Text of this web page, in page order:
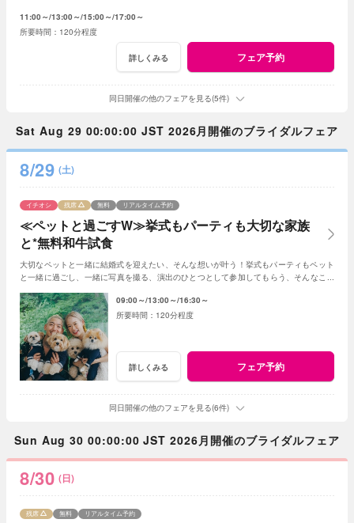
11:00～ 13:00～ 15:00～ 17:00～
120分程度
詳しくみる フェア予約
同日開催の他のフェアを見る(5件)
Sat Aug 29 00:00:00 JST 2026月開催のブライダルフェア
8/29 (土)
≪ペットと過ごすW≫挙式もパーティも大切な家族
と*無料和牛試食
イチオシ 残席 無料 リアルタイム予約
大切なペットと一緒に結婚式を迎えたい、そんな想いが叶う！挙式もパーティもペット
と一緒に過ごし、一緒に写真を撮る、演出のひとつとして参加してもらう、そんなこと
09:00～ 13:00～ 16:30～
120分程度
詳しくみる フェア予約
同日開催の他のフェアを見る(6件)
Sun Aug 30 00:00:00 JST 2026月開催のブライダルフェア
8/30 (日)
残席 無料 リアルタイム予約